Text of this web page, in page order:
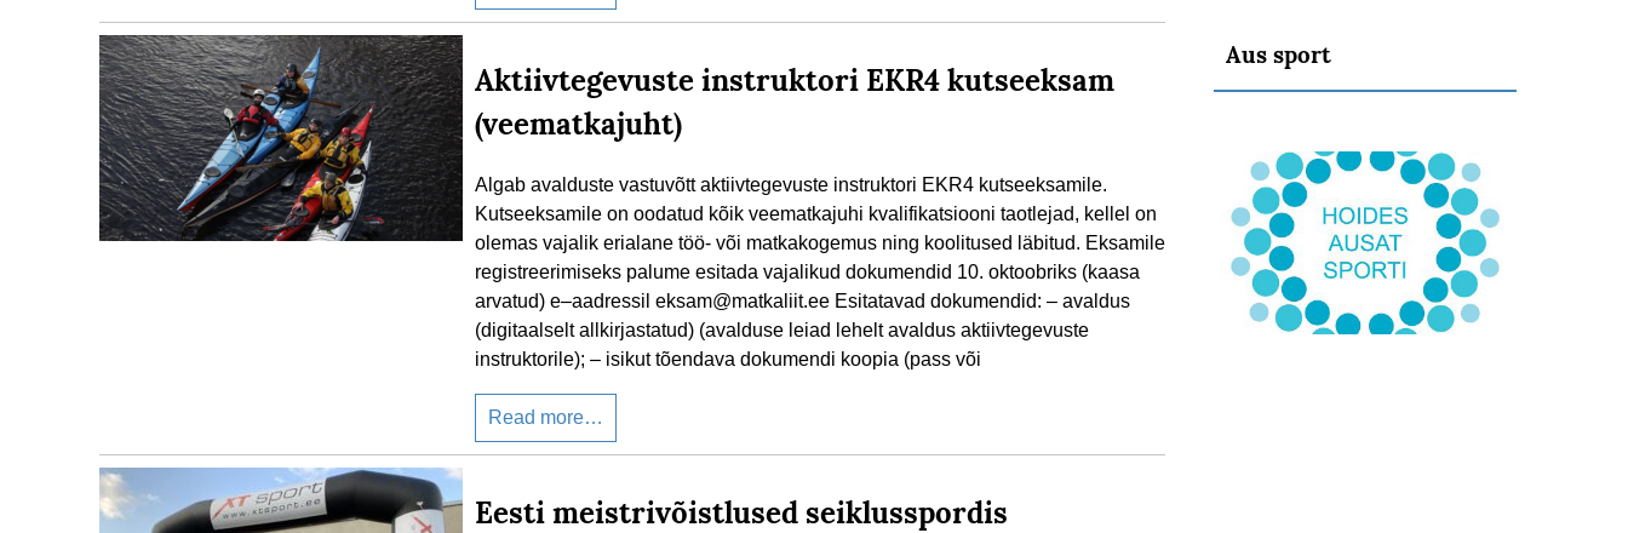
Aktiivtegevuste instruktori EKR4 kutseeksam
(veematkajuht)
Algab avalduste vastuvõtt aktiivtegevuste instruktori EKR4 kutseeksamile.
Kutseeksamile on oodatud kõik veematkajuhi kvalifikatsiooni taotlejad, kellel on
olemas vajalik erialane töö- või matkakogemus ning koolitused läbitud. Eksamile
registreerimiseks palume esitada vajalikud dokumendid 10. oktoobriks (kaasa
arvatud) e–aadressil eksam@matkaliit.ee Esitatavad dokumendid: – avaldus
(digitaalselt allkirjastatud) (avalduse leiad lehelt avaldus aktiivtegevuste
instruktorile); – isikut tõendava dokumendi koopia (pass või
Read more…
Eesti meistrivõistlused seiklusspordis
Aus sport